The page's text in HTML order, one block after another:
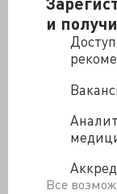
и
Все
Напоминаем,
(волонтерской)
здоровья можно
- за общий
прошлых лет):
деятельности в
положительную